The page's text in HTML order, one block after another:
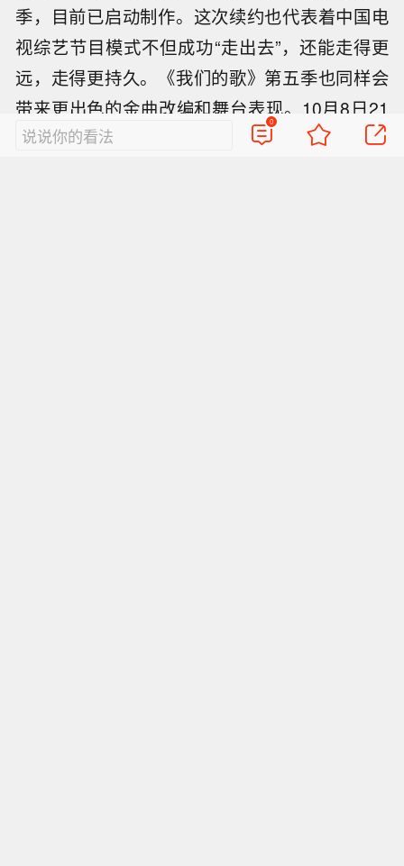
季，目前已启动制作。这次续约也代表着中国电
视综艺节目模式不但成功“走出去”，还能走得更
远，走得更持久。《我们的歌》第五季也同样会
带来更出色的金曲改编和舞台表现。10月8日21
点，东方卫视《我们的歌》第五季，让我们一路
说说你的看法
0